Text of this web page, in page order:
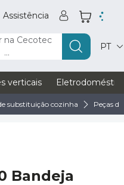
Assistência
na Cecotec
...
PT
verticais
substituição cozinha Peças
Bandeja